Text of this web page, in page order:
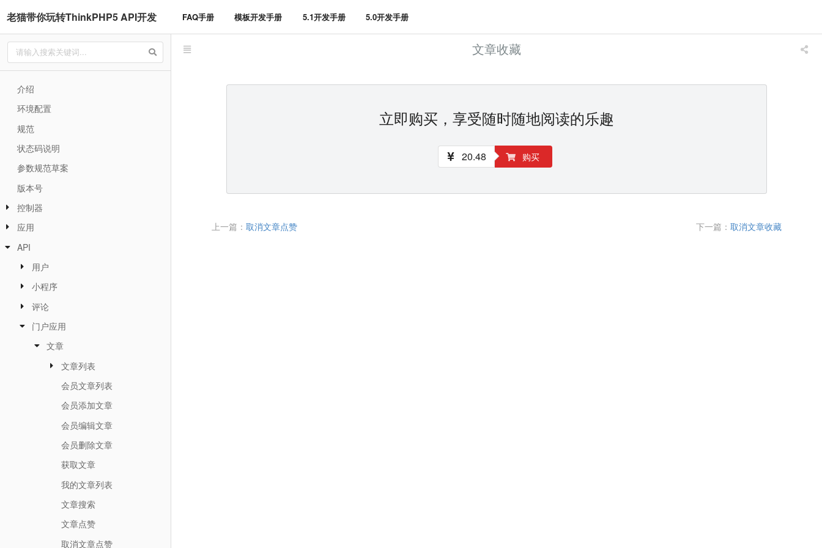
老猫带你玩转ThinkPHP5 API开发 FAQ手册 模板开发手册 5.1开发手册 5.0开发手册
介绍
环境配置
规范
状态码说明
参数规范草案
版本号
控制器
应用
API
用户
小程序
评论
门户应用
文章
文章列表
会员文章列表
会员添加文章
会员编辑文章
会员删除文章
获取文章
我的文章列表
文章搜索
文章点赞
取消文章点赞
文章收藏
立即购买，享受随时随地阅读的乐趣
20.48 购买
上一篇： 取消文章点赞 下一篇： 取消文章收藏